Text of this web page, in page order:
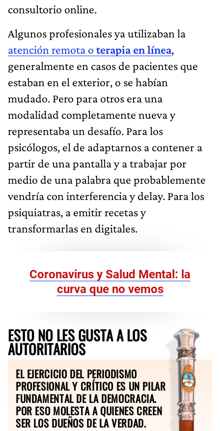
consultorio online.
Algunos profesionales ya utilizaban la
atención remota o terapia en línea,
generalmente en casos de pacientes que
estaban en el exterior, o se habían
mudado. Pero para otros era una
modalidad completamente nueva y
representaba un desafío. Para los
psicólogos, el de adaptarnos a contener a
partir de una pantalla y a trabajar por
medio de una palabra que probablemente
vendría con interferencia y delay. Para los
psiquiatras, a emitir recetas y
transformarlas en digitales.
Coronavirus y Salud Mental: la
curva que no vemos
ESTO NO LES GUSTA A LOS
AUTORITARIOS
EL EJERCICIO DEL PERIODISMO
PROFESIONAL Y CRÍTICO ES UN PILAR
FUNDAMENTAL DE LA DEMOCRACIA.
POR ESO MOLESTA A QUIENES CREEN
SER LOS DUEÑOS DE LA VERDAD.